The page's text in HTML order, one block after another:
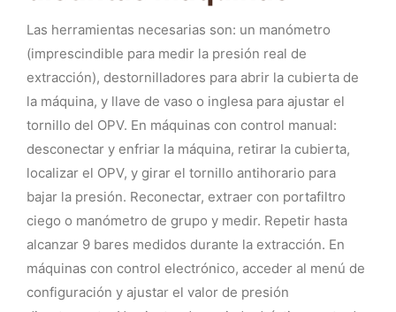
Las herramientas necesarias son: un manómetro
(imprescindible para medir la presión real de
extracción), destornilladores para abrir la cubierta de
la máquina, y llave de vaso o inglesa para ajustar el
tornillo del OPV. En máquinas con control manual:
desconectar y enfriar la máquina, retirar la cubierta,
localizar el OPV, y girar el tornillo antihorario para
bajar la presión. Reconectar, extraer con portafiltro
ciego o manómetro de grupo y medir. Repetir hasta
alcanzar 9 bares medidos durante la extracción. En
máquinas con control electrónico, acceder al menú de
configuración y ajustar el valor de presión